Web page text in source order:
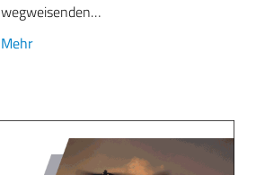
wegweisenden…
Mehr